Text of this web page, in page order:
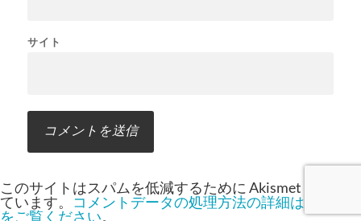
サイト
このサイトはスパムを低減するために Akismet を使っ
ています。 コメントデータの処理方法の詳細はこちら
をご覧ください。